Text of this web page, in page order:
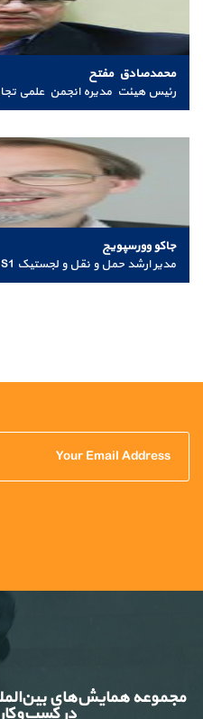
محمدصادق مفتح
رئیس هیئت مدیره انجمن علمی
جاکو وورسپویج
مدیر ارشد حمل و نقل و لجستیک GS1
در